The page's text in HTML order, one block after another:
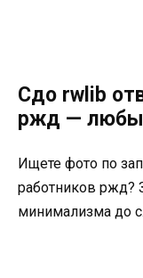
Сдо rwlib
ржд —
Ищете фото по
работников ржд?
минимализма до